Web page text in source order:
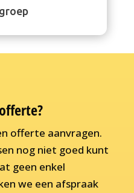
offerte aanvragen.
nog niet goed kunt
geen enkel
we een afspraak